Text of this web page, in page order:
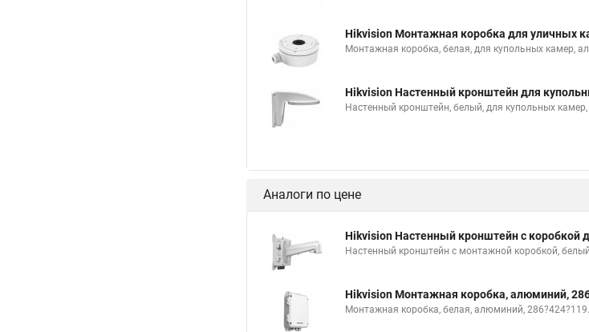
Hikvision Монтажная коробка для уличных
Монтажная коробка, белая, для купольных камер,
Hikvision Настенный кронштейн для
Настенный кронштейн, белый, для купольных
Аналоги по цене
Hikvision Настенный кронштейн с коробкой
Настенный кронштейн с монтажной коробкой,
Hikvision Монтажная коробка, алюминий,
Монтажная коробка, белая, алюминий,